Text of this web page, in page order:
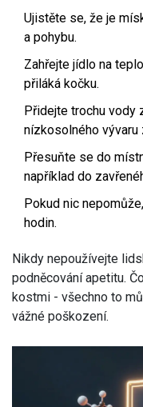
Ujistěte se, že je
a pohybu.
Zahřejte jídlo na
přiláká kočku.
Přidejte trochu vody
nízkosolného vývaru
Přesuňte se do
například do
Pokud nic
hodin.
Nikdy nepoužívejte
podněcování apetitu.
kostmi - všechno to
vážné poškození.